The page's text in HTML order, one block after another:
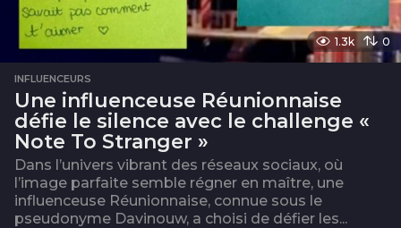
1.3k 0
INFLUENCEURS
Une influenceuse Réunionnaise
défie le silence avec le challenge «
Note To Stranger »
Dans l’univers vibrant des réseaux sociaux, où
l’image parfaite semble régner en maître, une
influenceuse Réunionnaise, connue sous le
pseudonyme Davinouw, a choisi de défier les...